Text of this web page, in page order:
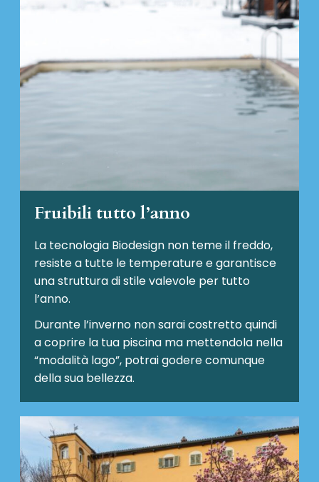
Fruibili tutto l’anno
La tecnologia Biodesign non teme il freddo,
resiste a tutte le temperature e garantisce
una struttura di stile valevole per tutto
l’anno.
Durante l’inverno non sarai costretto quindi
a coprire la tua piscina ma mettendola nella
“modalità lago”, potrai godere comunque
della sua bellezza.